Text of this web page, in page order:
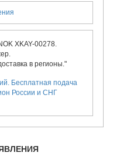
XKAY-00278.
в регионы."